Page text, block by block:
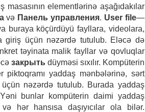
masasının elementlərinə aşağıdakılar
və Панель управления. User file—
buraya köçürdüyü fayllara, videolara,
giriş üçün nəzərdə tutulub. Eləcə də
təyinata malik fayllar və qovluqlar
закрытьdüyməsi sıxılır. Kompüterin
yaddaş mənbələrinə, sərt
nəzərdə tutulub. Burada yaddaş
bunlar kompüterin daimi yaddaş
və hər hansısa daşıyıcılar ola bilər.